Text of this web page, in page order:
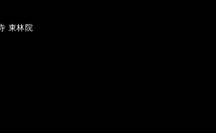
東林院